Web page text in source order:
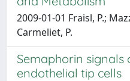
2009-01-01 Fraisl, P.;
Carmeliet, P.
Semaphorin signals
endothelial tip cells